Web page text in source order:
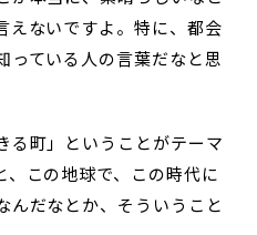
えないですよ。特に、都会
っている人の言葉だなと思
る町」ということがテーマ
、この地球で、この時代に
んだなとか、そういうこと